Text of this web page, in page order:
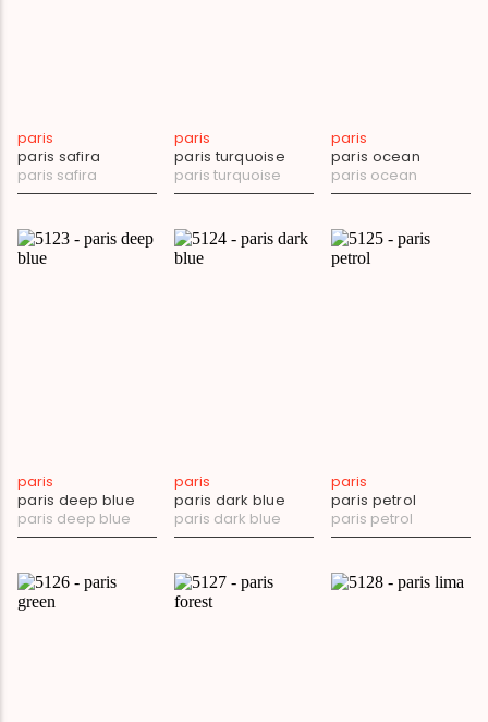
paris
paris safira
paris safira
paris
paris turquoise
paris turquoise
paris
paris ocean
paris ocean
paris
paris deep blue
paris deep blue
paris
paris dark blue
paris dark blue
paris
paris petrol
paris petrol